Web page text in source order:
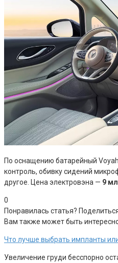
По оснащению батарейный
контроль, обивку сидений
другое. Цена электровэна — 9
0
Понравилась статья?
Вам также может быть
Что лучше выбрать импланты
Увеличение груди бесспорно